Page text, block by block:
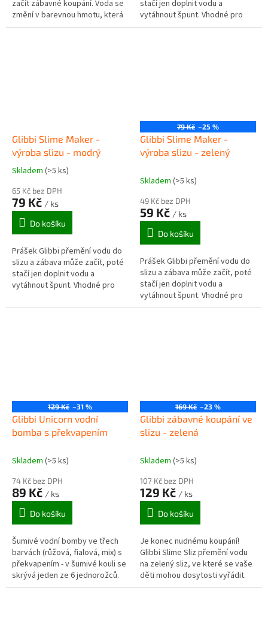
začít zábavné koupání. Voda se
změní v barevnou hmotu, která
nelepí, nebarví kůži ani vanu.
stačí jen doplnit vodu a
vytáhnout špunt. Vhodné pro
hrátky v umyvadle nebo středně
Glibbi Slime Maker -
výroba slizu - modrý
Průměrné
produktu
je
3,0
hvězdiček.
Skladem (>5 ks)
65 Kč bez DPH
79 Kč / ks
Do košíku
Prášek Glibbi přemění vodu do
slizu a zábava může začít, poté
stačí jen doplnit vodu a
vytáhnout špunt. Vhodné pro
velké nádobě. K dispozici ve 3...
79 Kč –25 %
Glibbi Slime Maker -
výroba slizu - zelený
Skladem (>5 ks)
49 Kč bez DPH
59 Kč / ks
Do košíku
Prášek Glibbi přemění vodu do
slizu a zábava může začít, poté
stačí jen doplnit vodu a
vytáhnout špunt. Vhodné pro
hrátky v umyvadle nebo středně
129 Kč –31 %
Glibbi Unicorn vodní
bomba s překvapením
Skladem (>5 ks)
74 Kč bez DPH
89 Kč / ks
Do košíku
Šumivé vodní bomby ve třech
barvách (růžová, fialová, mix) s
překvapením - v šumivé kouli se
skrývá jeden ze 6 jednorožců.
169 Kč –23 %
Glibbi zábavné koupání ve
slizu - zelená
Skladem (>5 ks)
107 Kč bez DPH
129 Kč / ks
Do košíku
Je konec nudnému koupání!
Glibbi Slime Sliz přemění vodu
na zelený sliz, ve které se vaše
děti mohou dosytosti vyřádit.
Děti budou z takového koupání